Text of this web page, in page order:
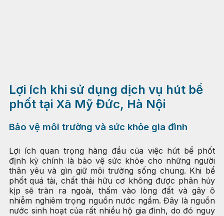
Lợi ích khi sử dụng dịch vụ hút bể
phốt tại Xã Mỹ Đức, Hà Nội
Bảo vệ môi trường và sức khỏe gia đình
Lợi ích quan trọng hàng đầu của việc hút bể phốt
định kỳ chính là bảo vệ sức khỏe cho những người
thân yêu và gìn giữ môi trường sống chung. Khi bể
phốt quá tải, chất thải hữu cơ không được phân hủy
kịp sẽ tràn ra ngoài, thấm vào lòng đất và gây ô
nhiễm nghiêm trọng nguồn nước ngầm. Đây là nguồn
nước sinh hoạt của rất nhiều hộ gia đình, do đó nguy